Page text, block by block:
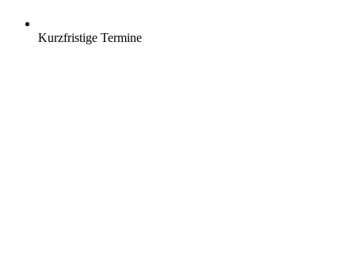
Kurzfristige Termine